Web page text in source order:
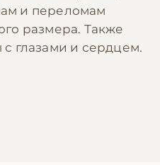
и переломам
размера. Также
глазами и сердцем.